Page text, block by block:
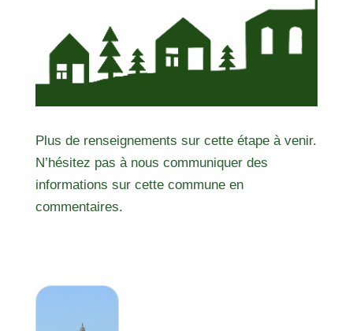
Plus de renseignements sur cette étape à venir.
N’hésitez pas à nous communiquer des
informations sur cette commune en
commentaires.